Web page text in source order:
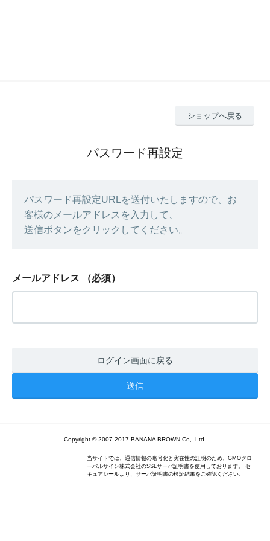
ショップへ戻る
パスワード再設定
パスワード再設定URLを送付いたしますので、お
客様のメールアドレスを入力して、
送信ボタンをクリックしてください。
メールアドレス （必須）
ログイン画面に戻る
Copyright © 2007-2017 BANANA BROWN Co,. Ltd.
当サイトでは、通信情報の暗号化と実在性の証明のため、GMOグロ
ーバルサイン株式会社のSSLサーバ証明書を使用しております。 セ
キュアシールより、サーバ証明書の検証結果をご確認ください。